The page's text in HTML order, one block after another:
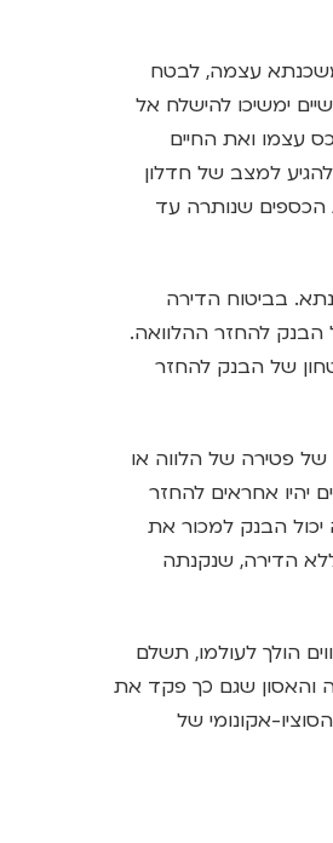
עצמה, לבטח
ימשיכו להישלח אל
עצמו ואת החיים
למצב של חדלון
הכספים שנותרה עד
בביטוח הדירה
להחזר ההלוואה.
של הבנק להחזר
פטירה של הלווה או
יהיו אחראים להחזר
הבנק למכור את
הדירה, שנקנתה
הולך לעולמו, תשלם
והאסון שגם כך פקד את
אקונומי של